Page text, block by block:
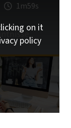
1m59s
on it
policy